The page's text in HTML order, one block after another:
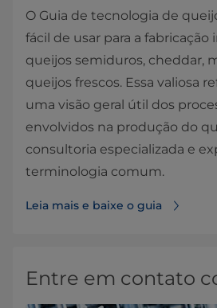
O Guia de tecnologia de
fácil de usar para a fabricação
queijos semiduros, cheddar,
queijos frescos. Essa valiosa
uma visão geral útil dos
envolvidos na produção do
consultoria especializada e
terminologia comum.
Leia mais e baixe o guia
Entre em contato